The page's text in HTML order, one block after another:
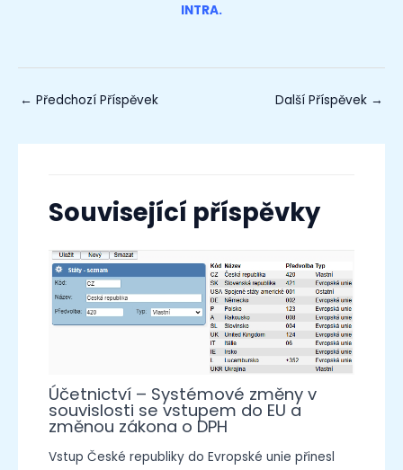
INTRA.
← Předchozí Příspěvek Další Příspěvek →
Související příspěvky
Účetnictví – Systémové změny v
souvislosti se vstupem do EU a
změnou zákona o DPH
Vstup České republiky do Evropské unie přinesl